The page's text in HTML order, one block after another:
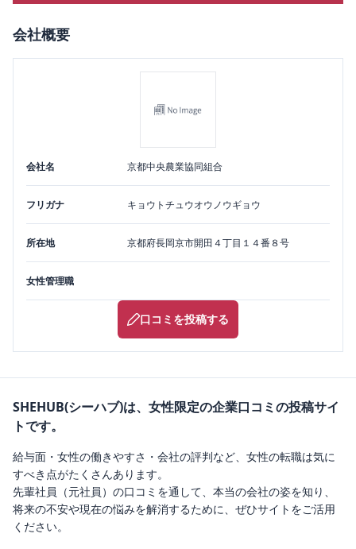
会社概要
会社名 京都中央農業協同組合
フリガナ キョウトチュウオウノウギョウ
所在地 京都府長岡京市開田４丁目１４番８号
女性管理職
口コミを投稿する
SHEHUB(シーハブ)は、女性限定の企業口コミの投稿サイ
トです。
給与面・女性の働きやすさ・会社の評判など、女性の転職は気に
すべき点がたくさんあります。
先輩社員（元社員）の口コミを通して、本当の会社の姿を知り、
将来の不安や現在の悩みを解消するために、ぜひサイトをご活用
ください。